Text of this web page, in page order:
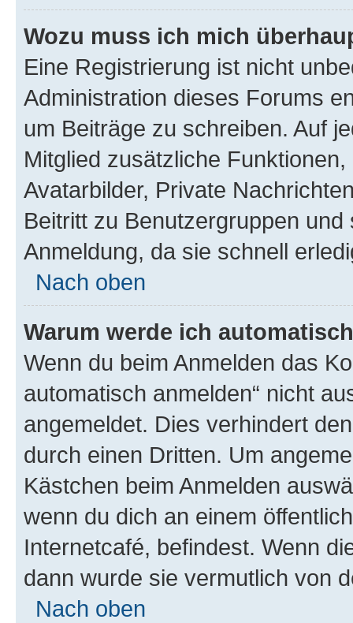
Wozu muss ich mich
Eine Registrierung ist nicht
Administration dieses Forums
um Beiträge zu schreiben. Auf
Mitglied zusätzliche
Avatarbilder, Private
Beitritt zu Benutzergruppen
Anmeldung, da sie schnell
Nach oben
Warum werde ich
Wenn du beim Anmelden das
automatisch anmelden“ nicht
angemeldet. Dies verhindert
durch einen Dritten. Um
Kästchen beim Anmelden
wenn du dich an einem
Internetcafé, befindest. Wenn
dann wurde sie vermutlich von
Nach oben